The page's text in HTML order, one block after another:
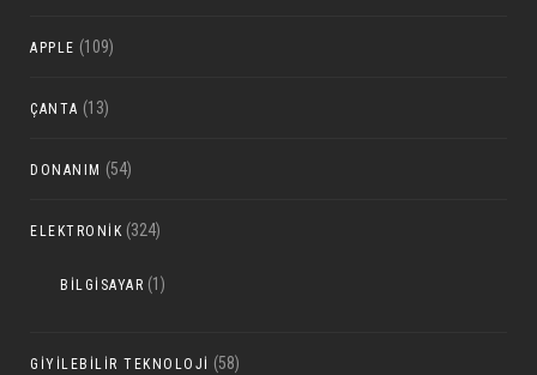
APPLE (109)
ÇANTA (13)
DONANIM (54)
ELEKTRONIK (324)
BILGISAYAR (1)
GIYILEBILIR TEKNOLOJI (58)